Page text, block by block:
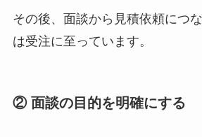
その後、面談から見積依頼につ
は受注に至っています。
② 面談の目的を明確にする